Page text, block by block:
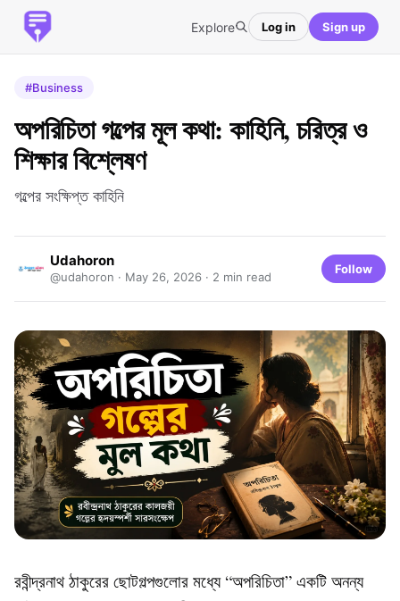
Explore Log in Sign up
#Business
অপরিচিতা গল্পের মূল কথা: কাহিনি, চরিত্র ও
শিক্ষার বিশ্লেষণ
গল্পের সংক্ষিপ্ত কাহিনি
Udahoron
@udahoron · May 26, 2026 · 2 min read
Follow
রবীন্দ্রনাথ ঠাকুরের ছোটগল্পগুলোর মধ্যে “অপরিচিতা” একটি অনন্য